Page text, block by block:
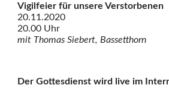
Vigilfeier für unsere Verstorbenen
20.11.2020
20.00 Uhr
mit Thomas Siebert, Bassetthorn
Der Gottesdienst wird live im